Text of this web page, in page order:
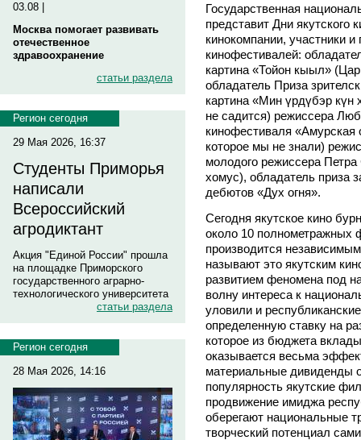
03.08 |
Москва помогает развивать
отечественное
здравоохранение
статьи раздела
Регион сегодня
29 Мая 2026, 16:37
Студенты Приморья
написали
Всероссийский
агродиктант
Акция "Единой России" прошла
на площадке Приморского
государственного аграрно-
технологического университета
статьи раздела
Регион сегодня
28 Мая 2026, 14:16
Государственная
представит Дни якутского
кинокомпании, участники
кинофестивалей:
картина «Тойон кыыл»
обладатель Приза
картина «Мин үрдүбэр
не садится) режиссера
кинофестиваля «Амурская
которое мы не знали)
молодого режиссера
хомус), обладатель приза
дебютов «Дух огня».
Сегодня якутское кино
около 10 полнометражных
производится
называют это якутским
развитием феномена под
волну интереса к
уловили и
определенную ставку на
которое из бюджета
оказывается весьма
материальные дивиденды
популярность якутские
продвижение имиджа
оберегают национальные
творческий потенциал